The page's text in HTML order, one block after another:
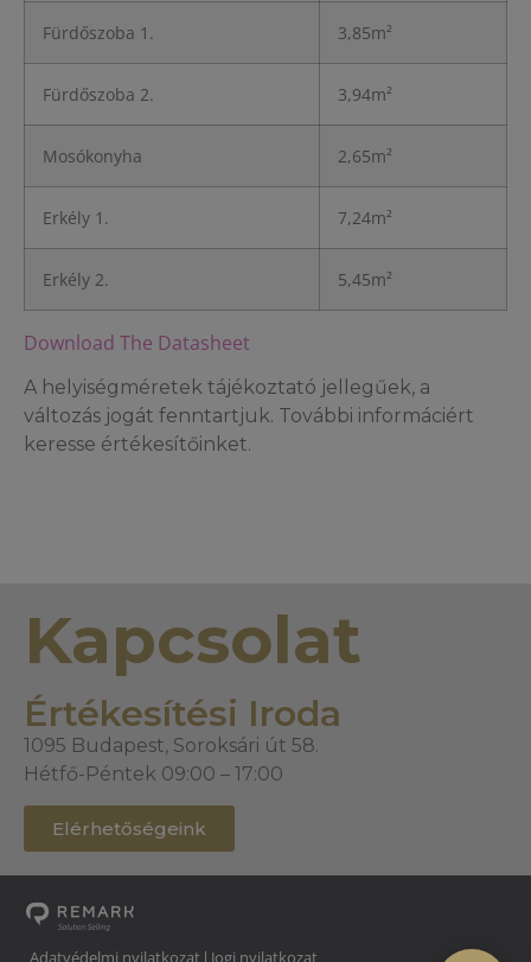
Fürdőszoba 1. 3,85m²
Fürdőszoba 2. 3,94m²
Mosókonyha 2,65m²
Erkély 1. 7,24m²
Erkély 2. 5,45m²
Download The Datasheet
A helyiségméretek tájékoztató jellegűek, a
változás jogát fenntartjuk. További informáciért
keresse értékesítőinket.
Kapcsolat
Értékesítési Iroda
1095 Budapest, Soroksári út 58.
Hétfő-Péntek 09:00 – 17:00
Elérhetőségeink
Adatvédelmi nyilatkozat | Jogi nyilatkozat